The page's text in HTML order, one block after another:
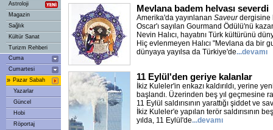
Astroloji
Magazin
Sağlık
Kültür Sanat
Turizm Rehberi
Cuma
Cumartesi
» Pazar Sabah
Yazarlar
Güncel
Hobi
Röportaj
Mevlana badem helvası severdi
Amerika'da yayınlanan Saveurdergisine
Oscar'ı sayılan Gourmand Ödülü'nü
Nevin Halıcı, hayatını Türk kültürünü
Hiç evlenmeyen Halıcı "Mevlana da bir
dünyaya yayılsa da Türkiye'de...devamı
11 Eylül'den geriye kalanlar
İkiz Kuleler'in enkazı kaldırıldı, yerine
başlandı. Üzerinden beş yıl geçmesine
11 Eylül saldırısının yarattığı şiddet ve
İkiz Kuleler'e yapılan terör saldırısının
yılda, 11 Eylül'de...devamı